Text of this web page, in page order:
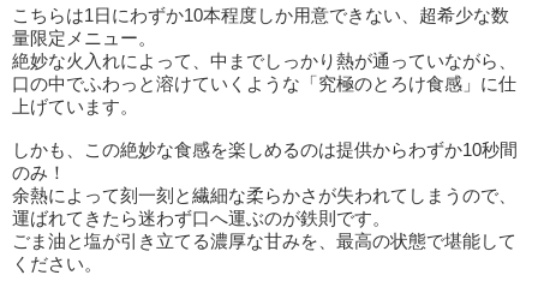
こちらは1日にわずか10本程度しか用意できない、超希少な数
量限定メニュー。
絶妙な火入れによって、中までしっかり熱が通っていながら、
口の中でふわっと溶けていくような「究極のとろけ食感」に仕
上げています。
しかも、この絶妙な食感を楽しめるのは提供からわずか10秒間
のみ！
余熱によって刻一刻と繊細な柔らかさが失われてしまうので、
運ばれてきたら迷わず口へ運ぶのが鉄則です。
ごま油と塩が引き立てる濃厚な甘みを、最高の状態で堪能して
ください。